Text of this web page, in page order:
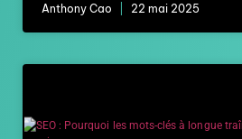
Anthony Cao 22 mai 2025